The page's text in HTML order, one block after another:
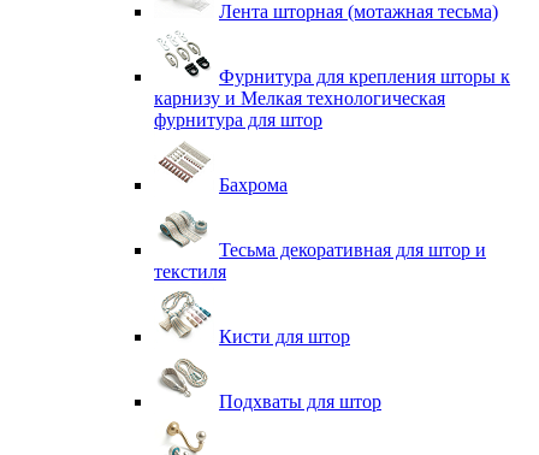
Лента шторная (мотажная тесьма)
Фурнитура для крепления шторы к
карнизу и Мелкая технологическая
фурнитура для штор
Бахрома
Тесьма декоративная для штор и
текстиля
Кисти для штор
Подхваты для штор